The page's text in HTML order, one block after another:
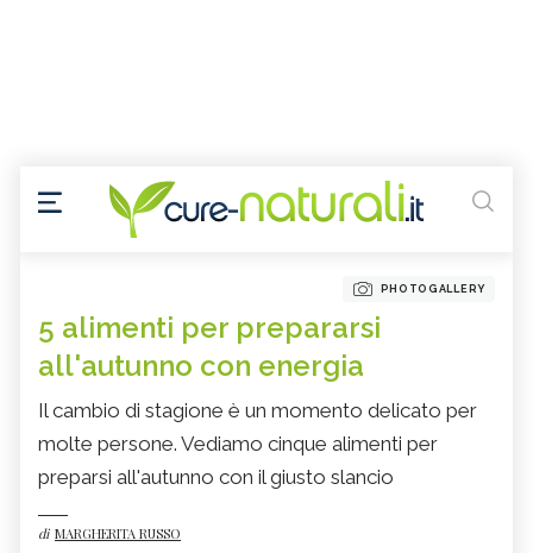
PHOTOGALLERY
5 alimenti per prepararsi
all'autunno con energia
Il cambio di stagione è un momento delicato per
molte persone. Vediamo cinque alimenti per
preparsi all'autunno con il giusto slancio
di MARGHERITA RUSSO